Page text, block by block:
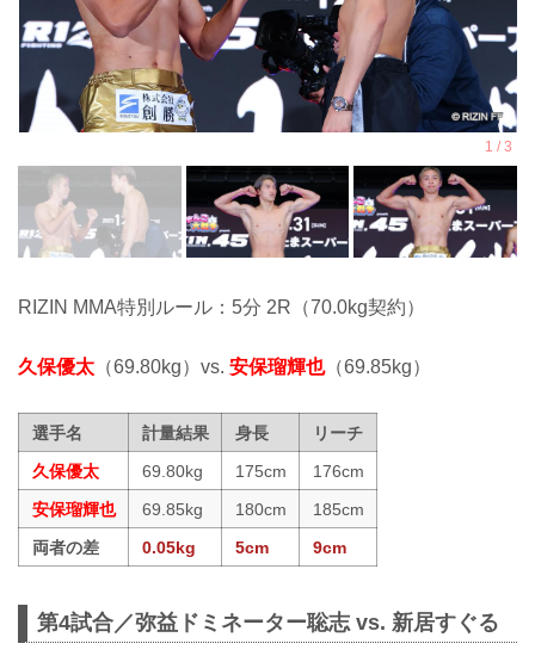
RIZIN MMA特別ルール：5分 2R（70.0kg契約）
久保優太 （69.80kg）vs. 安保瑠輝也（69.85kg）
選手名 計量結果 身長
リーチ
久保優太
69.80kg 175cm
176cm
安保瑠輝也
69.85kg 180cm
185cm
両者の差
0.05kg 5cm 9cm
第4試合／弥益ドミネーター聡志 vs. 新居すぐる